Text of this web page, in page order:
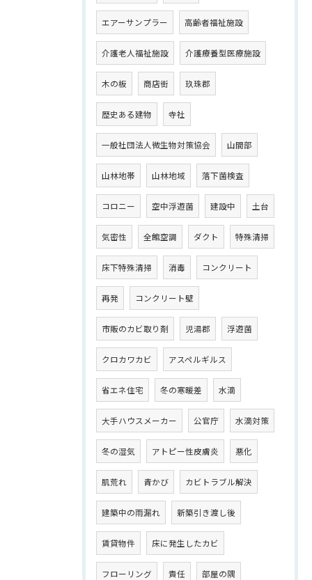
エアーサンプラー 高齢者福祉施設
介護老人福祉施設 介護療養型医療施設
木の板 商店街 玖珠郡
歴史ある建物 寺社
一般社団法人微生物対策協会 山間部
山林地帯 山林地域 落下菌検査
コロニー 空中浮遊菌 建設中 土台
気密性 全館空調 ダクト 特殊清掃
床下特殊清掃 消毒 コンクリート
再発 コンクリート壁
市販のカビ取り剤 児湯郡 浮遊菌
クロカワカビ アスペルギルス
省エネ住宅 冬の寒暖差 水滴
大手ハウスメーカー 公官庁 水滴対策
冬の湿気 アトピー性皮膚炎 悪化
肌荒れ 青かび カビトラブル解決
建築中の雨漏れ 新築引き渡し後
賃貸物件 床に発生したカビ
フローリング 責任 部屋の隅